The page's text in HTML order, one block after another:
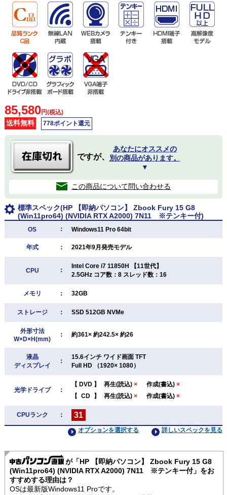
85,580円(税込)
送料無料 778ポイント還元
ですが、
あなたにオススメの
別の商品があります。
▼
この商品について問い合わせる
標準スペック(HP 【即納パソコン】 Zbook Fury 15 G8
(Win11pro64) (NVIDIA RTX A2000) 7N11 ※テンキー付)
OS ： Windows11 Pro 64bit
年式 ： 2021年9月発売モデル
CPU ：
Intel Core i7 11850H 【11世代】
2.5GHz コア数：8 スレッド数：16
メモリ ： 32GB
ストレージ ： SSD 512GB NVMe
外形寸法
W×D×H(mm)
： 約361× 約242.5× 約26
液晶
ディスプレイ
：
15.6インチ ワイド画面 TFT
Full HD （1920× 1080）
光学ドライブ ：
【 DVD 】 再生(読込) × 作成(書込) ×
【 CD 】 再生(読込) × 作成(書込) ×
CPUランク ： 31
詳しいスペックを見る
オプションを選択する
が「HP 【即納パソコン】 Zbook Fury 15 G8
(Win11pro64) (NVIDIA RTX A2000) 7N11 ※テンキー付」をお
すすめする理由は？
OSは最新版Windows11 Proです。